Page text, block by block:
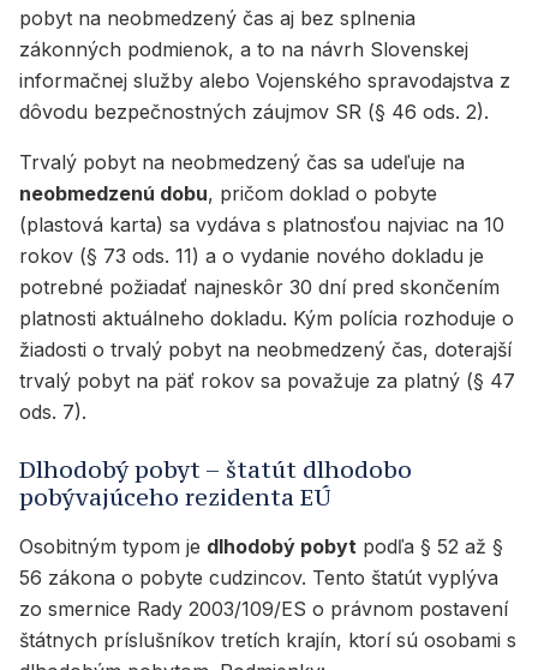
pobyt na neobmedzený čas aj bez splnenia
zákonných podmienok, a to na návrh Slovenskej
informačnej služby alebo Vojenského spravodajstva z
dôvodu bezpečnostných záujmov SR (§ 46 ods. 2).
Trvalý pobyt na neobmedzený čas sa udeľuje na
neobmedzenú dobu, pričom doklad o pobyte
(plastová karta) sa vydáva s platnosťou najviac na 10
rokov (§ 73 ods. 11) a o vydanie nového dokladu je
potrebné požiadať najneskôr 30 dní pred skončením
platnosti aktuálneho dokladu. Kým polícia rozhoduje o
žiadosti o trvalý pobyt na neobmedzený čas, doterajší
trvalý pobyt na päť rokov sa považuje za platný (§ 47
ods. 7).
Dlhodobý pobyt – štatút dlhodobo
pobývajúceho rezidenta EÚ
Osobitným typom je dlhodobý pobyt podľa § 52 až §
56 zákona o pobyte cudzincov. Tento štatút vyplýva
zo smernice Rady 2003/109/ES o právnom postavení
štátnych príslušníkov tretích krajín, ktorí sú osobami s